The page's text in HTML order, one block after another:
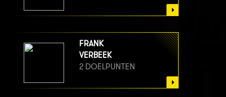
FRANK
VERBEEK
2 DOELPUNTEN